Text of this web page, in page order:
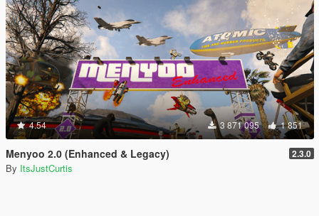
4.54 3 871 095 1 851
Menyoo 2.0 (Enhanced & Legacy) 2.3.0
By ItsJustCurtis